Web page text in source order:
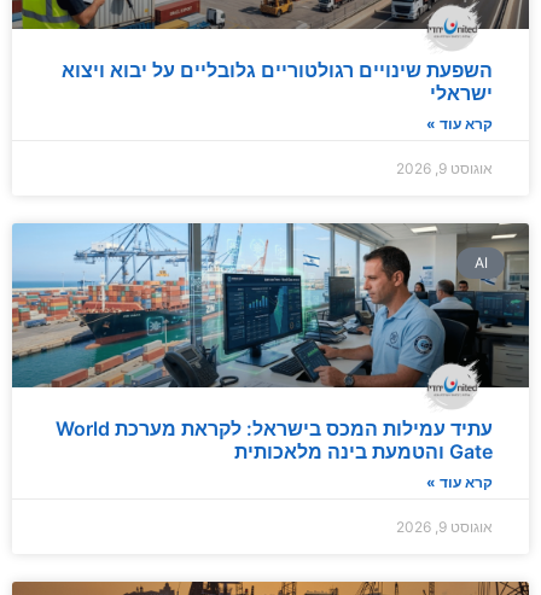
השפעת שינויים רגולטוריים גלובליים על יבוא ויצוא
ישראלי
קרא עוד »
אוגוסט 9, 2026
AI
עתיד עמילות המכס בישראל: לקראת מערכת World
Gate והטמעת בינה מלאכותית
קרא עוד »
אוגוסט 9, 2026